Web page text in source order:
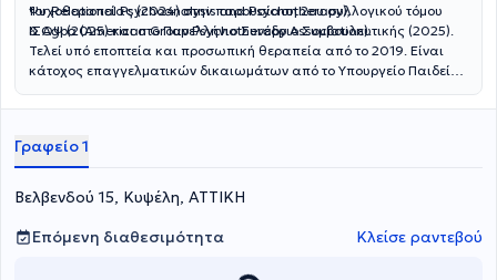
Ψυχοθεραπείας (2024) στην παρουσίαση 2ου συλλογικού τόμου
ΙΣΟΨ (2025) και στο Πανελλήνιο Συνέδριο Συμβουλευτικής (2025).
for Relational Psychoanalysis and Psychotherapy),
& Agpa (American Group Psychotherapy Association).
Τελεί υπό εποπτεία και προσωπική θεραπεία από το 2019. Είναι
κάτοχος επαγγελματικών δικαιωμάτων από το Υπουργείο Παιδείας
Ψυχοθεραπευτή στην περιοχή της Κυψέλης.
Γραφείο 1
Βελβενδού 15, Κυψέλη, ΑΤΤΙΚΗ
Επόμενη διαθεσιμότητα
Κλείσε ραντεβού